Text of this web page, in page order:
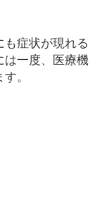
も症状が現れる
は一度、医療機
。